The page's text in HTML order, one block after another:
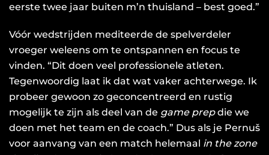
eerste twee jaar buiten m’n thuisland – best goed.”
Vóór wedstrijden mediteerde de spelverdeler
vroeger weleens om te ontspannen en focus te
vinden. “Dit doen veel professionele atleten.
Tegenwoordig laat ik dat wat vaker achterwege. Ik
probeer gewoon zo geconcentreerd en rustig
mogelijk te zijn als deel van de game prepdie we
doen met het team en de coach.” Dus als je Pernuš
voor aanvang van een match helemaal in the zone